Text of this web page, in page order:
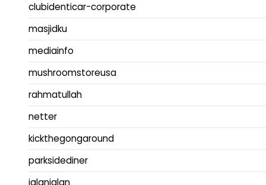
clubidenticar-corporate
masjidku
mediainfo
mushroomstoreusa
rahmatullah
netter
kickthegongaround
parksidediner
jalanjalan